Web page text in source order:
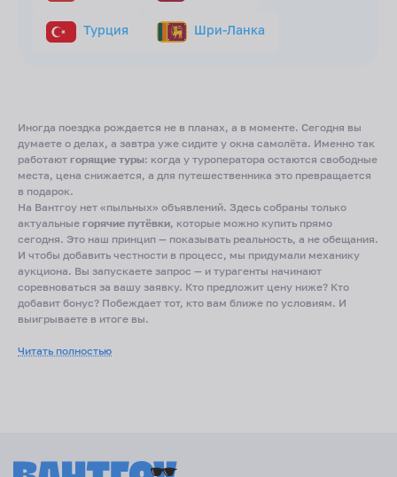
Турция Шри-Ланка
Иногда поездка рождается не в планах, а в моменте. Сегодня вы
думаете о делах, а завтра уже сидите у окна самолёта. Именно так
работают горящие туры: когда у туроператора остаются свободные
места, цена снижается, а для путешественника это превращается
в подарок.
На Вантгоу нет «пыльных» объявлений. Здесь собраны только
актуальные горячие путёвки, которые можно купить прямо
сегодня. Это наш принцип — показывать реальность, а не обещания.
И чтобы добавить честности в процесс, мы придумали механику
аукциона. Вы запускаете запрос — и турагенты начинают
соревноваться за вашу заявку. Кто предложит цену ниже? Кто
добавит бонус? Побеждает тот, кто вам ближе по условиям. И
выигрываете в итоге вы.
Какие туры бывают
Читать полностью